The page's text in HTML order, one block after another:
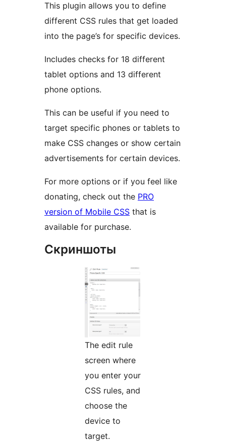
This plugin allows you to define
different CSS rules that get loaded
into the page’s for specific devices.
Includes checks for 18 different
tablet options and 13 different
phone options.
This can be useful if you need to
target specific phones or tablets to
make CSS changes or show certain
advertisements for certain devices.
For more options or if you feel like
donating, check out the PRO
version of Mobile CSS that is
available for purchase.
Скриншоты
The edit rule
screen where
you enter your
CSS rules, and
choose the
device to
target.